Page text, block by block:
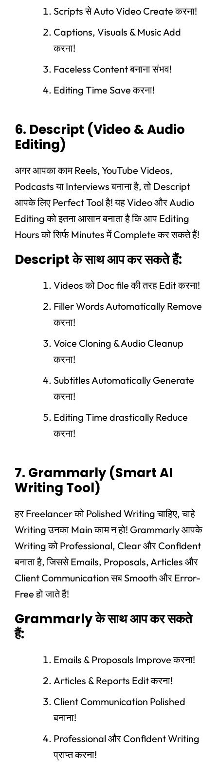
Scripts से Auto Video Create करना!
Captions, Visuals & Music Add
करना!
Faceless Content बनाना संभव!
Editing Time Save करना!
6. Descript (Video & Audio
Editing)
अगर आपका काम Reels, YouTube Videos,
Podcasts या Interviews बनाना है, तो Descript
आपके लिए Perfect Tool है! यह Video और Audio
Editing को इतना आसान बनाता है कि आप Editing
Hours को सिर्फ Minutes में Complete कर सकते हैं!
Descript के साथ आप कर सकते हैं:
Videos को Doc file की तरह Edit करना!
Filler Words Automatically Remove
करना!
Voice Cloning & Audio Cleanup
करना!
Subtitles Automatically Generate
करना!
Editing Time drastically Reduce
करना!
7. Grammarly (Smart AI
Writing Tool)
हर Freelancer को Polished Writing चाहिए, चाहे
Writing उनका Main काम न हो! Grammarly आपके
Writing को Professional, Clear और Confident
बनाता है, जिससे Emails, Proposals, Articles और
Client Communication सब Smooth और Error-
Free हो जाते हैं!
Grammarly के साथ आप कर सकते
हैं:
Emails & Proposals Improve करना!
Articles & Reports Edit करना!
Client Communication Polished
बनाना!
Professional और Confident Writing
प्राप्त करना!